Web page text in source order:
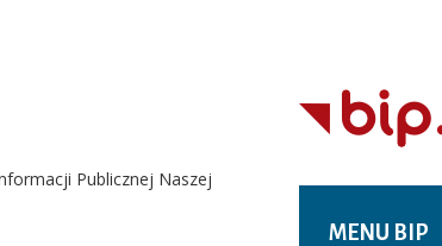
Publicznej Naszej
MENU BIP